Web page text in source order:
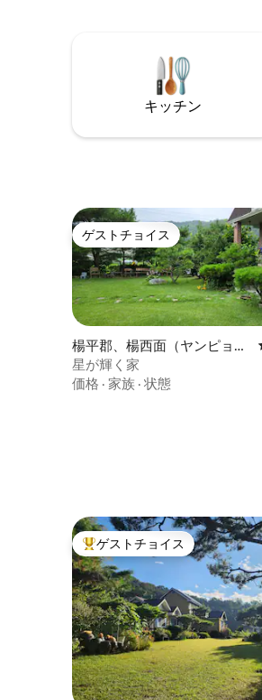
25,000ウォン（セルフサービス
の白炭、グリル、手袋などを
鉢セット - 20,000ウォン（薪1
追加10,000ウォン） ●公共交通
利用の場合、ヤンスリ・ヤンス
様までお迎え可能（往復
キッチン
ゲストチョイス
ゲストチョイス
楊平郡、楊西面（ヤンピョン
ぐん、ヤンソミョン）のペン
ション
星が輝く家
価格 · 家族 · 状態
大好評のゲストチョイスです。
ゲストチョイス